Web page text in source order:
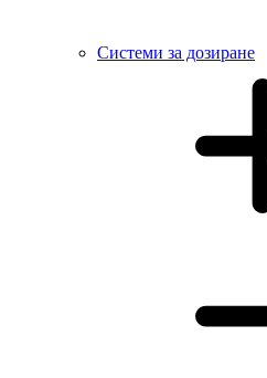
Системи за дозиране